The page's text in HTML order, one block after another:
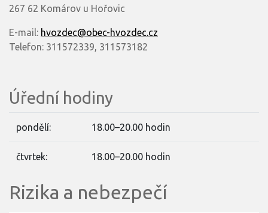
267 62 Komárov u Hořovic
E-mail: hvozdec@obec-hvozdec.cz
Telefon: 311572339, 311573182
Úřední hodiny
pondělí: 18.00–20.00 hodin
čtvrtek: 18.00–20.00 hodin
Rizika a nebezpečí